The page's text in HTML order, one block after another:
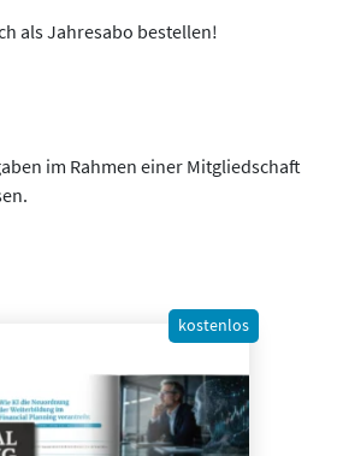
als Jahresabo bestellen!
im Rahmen einer Mitgliedschaft
kostenlos